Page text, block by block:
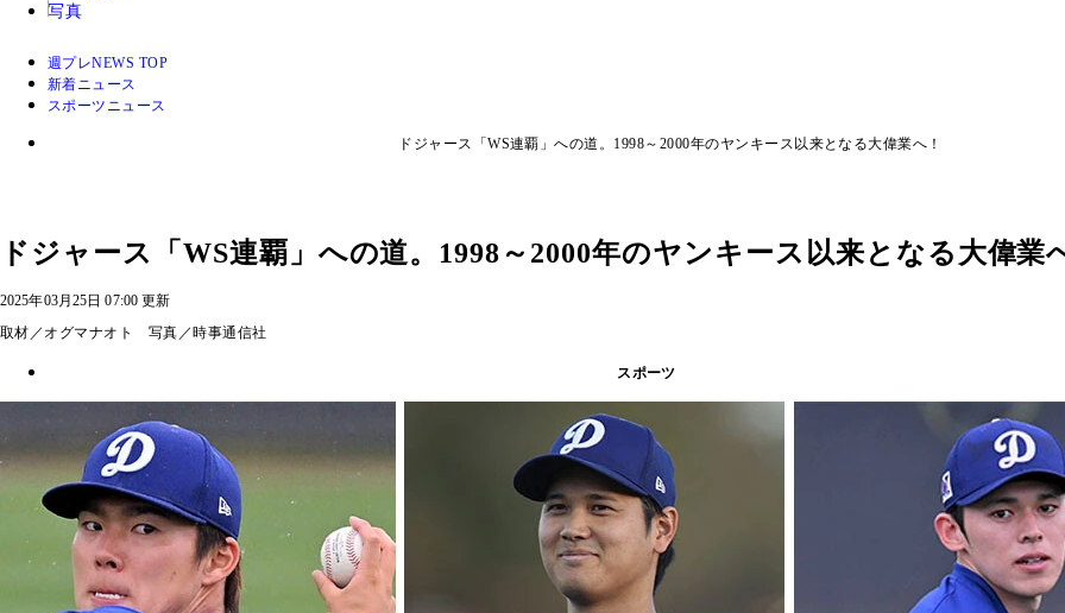
写真
週プレNEWS TOP
新着ニュース
スポーツニュース
ドジャース「WS連覇」への道。1998～2000年のヤンキース以来となる大偉業へ！
ドジャース「WS連覇」への道。1998～2000年のヤンキース以来となる大偉業
2025年03月25日 07:00 更新
取材／オグマナオト 写真／時事通信社
スポーツ